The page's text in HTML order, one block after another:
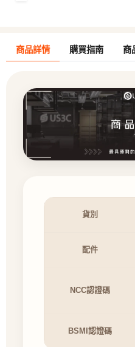
商品詳情 購買指南 商
貨別
配件
NCC認證碼
BSMI認證碼